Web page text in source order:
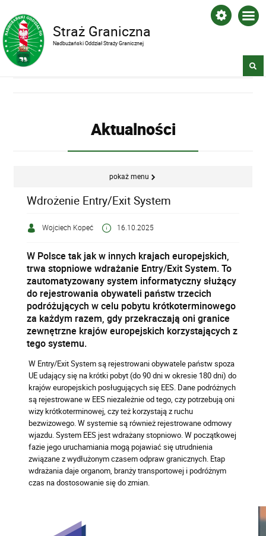
Straż Graniczna
Nadbużański Oddział Straży Granicznej
Aktualności
pokaż menu
Wdrożenie Entry/Exit System
Wojciech Kopeć 16.10.2025
W Polsce tak jak w innych krajach europejskich,
trwa stopniowe wdrażanie Entry/Exit System. To
zautomatyzowany system informatyczny służący
do rejestrowania obywateli państw trzecich
podróżujących w celu pobytu krótkoterminowego
za każdym razem, gdy przekraczają oni granice
zewnętrzne krajów europejskich korzystających z
tego systemu.
W Entry/Exit System są rejestrowani obywatele państw spoza
UE udający się na krótki pobyt (do 90 dni w okresie 180 dni) do
krajów europejskich posługujących się EES. Dane podróżnych
są rejestrowane w EES niezależnie od tego, czy potrzebują oni
wizy krótkoterminowej, czy też korzystają z ruchu
bezwizowego. W systemie są również rejestrowane odmowy
wjazdu. System EES jest wdrażany stopniowo. W początkowej
fazie jego uruchamiania mogą pojawiać się utrudnienia
związane z wydłużonym czasem odpraw granicznych. Etap
wdrażania daje organom, branży transportowej i podróżnym
czas na dostosowanie się do zmian.